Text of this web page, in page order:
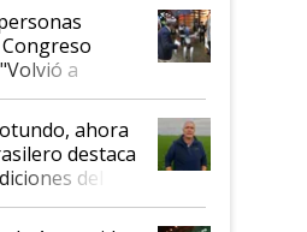
a
del
todo elahora
destaca
del
para invertir: